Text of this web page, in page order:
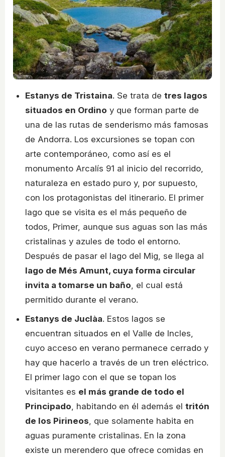
Estanys de Tristaina. Se trata de tres lagos
situados en Ordino y que forman parte de
una de las rutas de senderismo más famosas
de Andorra. Los excursiones se topan con
arte contemporáneo, como así es el
monumento Arcalís 91 al inicio del recorrido,
naturaleza en estado puro y, por supuesto,
con los protagonistas del itinerario. El primer
lago que se visita es el más pequeño de
todos, Primer, aunque sus aguas son las más
cristalinas y azules de todo el entorno.
Después de pasar el lago del Mig, se llega al
lago de Més Amunt, cuya forma circular
invita a tomarse un baño, el cual está
permitido durante el verano.
Estanys de Juclàa. Estos lagos se
encuentran situados en el Valle de Incles,
cuyo acceso en verano permanece cerrado y
hay que hacerlo a través de un tren eléctrico.
El primer lago con el que se topan los
visitantes es el más grande de todo el
Principado, habitando en él además el tritón
de los Pirineos, que solamente habita en
aguas puramente cristalinas. En la zona
existe un merendero que ofrece comidas en